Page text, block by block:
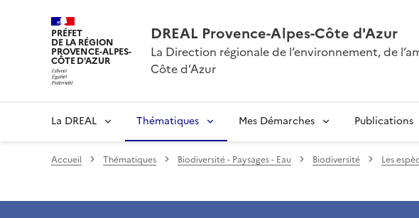
PRÉFET
DE LA RÉGION
PROVENCE-ALPES-
CÔTE D'AZUR
DREAL Provence-Alpes-Côte d'Azur
La Direction régionale de l’environnement, de
Côte d’Azur
La DREAL Thématiques Mes Démarches Publications
Accueil Thématiques Biodiversité - Paysages - Eau Biodiversité Les